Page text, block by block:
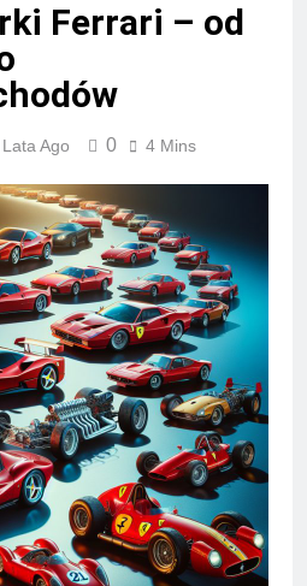
Ferrari – od
Ago 0 4 Mins